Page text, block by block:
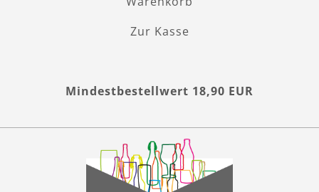
Zur Kasse
Mindestbestellwert 18,90 EUR